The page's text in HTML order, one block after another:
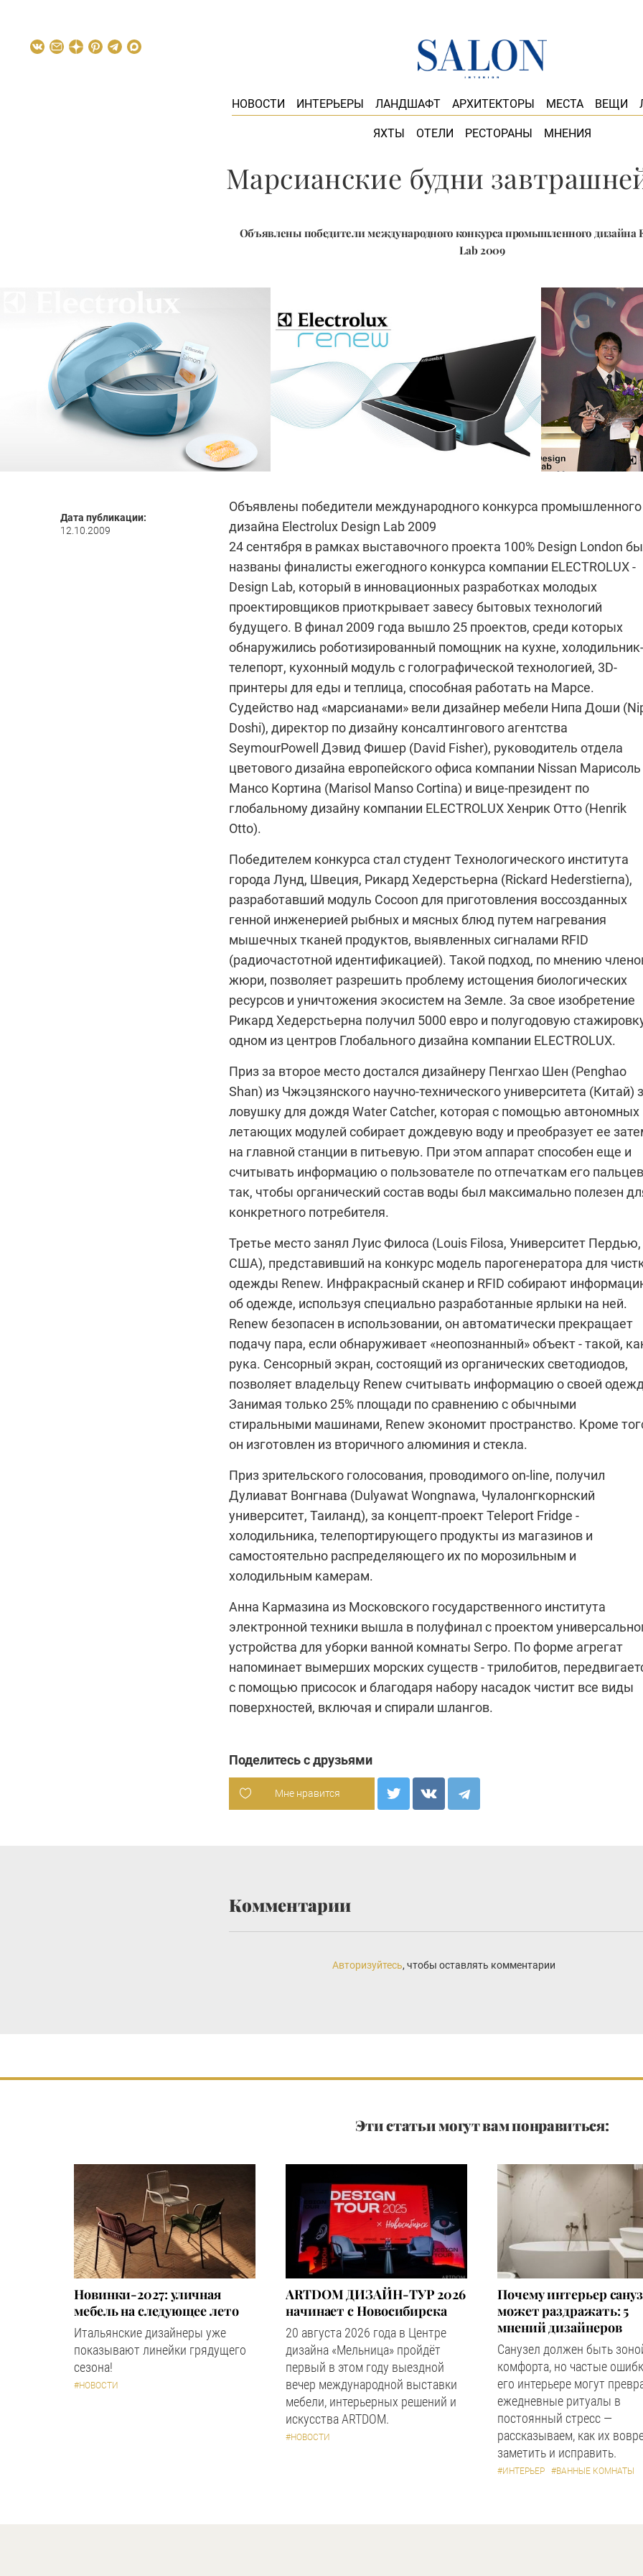
НОВОСТИ ИНТЕРЬЕРЫ ЛАНДШАФТ АРХИТЕКТОРЫ МЕСТА ВЕЩИ
ЯХТЫ ОТЕЛИ РЕСТОРАНЫ МНЕНИЯ
Марсианские будни
Объявлены победители международного конкурса промышленного дизайна
Lab 2009
Дата публикации:
12.10.2009
Объявлены победители международного конкурса промышленного
дизайна Electrolux Design Lab 2009
24 сентября в рамках выставочного проекта 100% Design London
названы финалисты ежегодного конкурса компании ELECTROLUX-
Design Lab, который в инновационных разработках молодых
проектировщиков приоткрывает завесу бытовых технологий
будущего. В финал 2009 года вышло 25 проектов, среди которых
обнаружились роботизированный помощник на кухне, холодильник-
телепорт, кухонный модуль с голографической технологией, 3D-
принтеры для еды и теплица, способная работать на Марсе.
Судейство над «марсианами» вели дизайнер мебели Нипа Доши
Doshi), директор по дизайну консалтингового агентства
SeymourPowell Дэвид Фишер (David Fisher), руководитель отдела
цветового дизайна европейского офиса компании Nissan Марисоль
Мансо Кортина (Marisol Manso Cortina) и вице-президент по
глобальному дизайну компании ELECTROLUXХенрик Отто (Henrik
Otto).
Победителем конкурса стал студент Технологического института
города Лунд, Швеция, Рикард Хедерстьерна (Rickard Hederstierna),
разработавший модуль Cocoon для приготовления воссозданных
генной инженерией рыбных и мясных блюд путем нагревания
мышечных тканей продуктов, выявленных сигналами RFID
(радиочастотной идентификацией). Такой подход, по мнению
жюри, позволяет разрешить проблему истощения биологических
ресурсов и уничтожения экосистем на Земле. За свое изобретение
Рикард Хедерстьерна получил 5000 евро и полугодовую
одном из центров Глобального дизайна компании ELECTROLUX.
Приз за второе место достался дизайнеру Пенгхао Шен (Penghao
Shan) из Чжэцзянского научно-технического университета (Китай)
ловушку для дождя Water Catcher, которая с помощью автономных
летающих модулей собирает дождевую воду и преобразует ее
на главной станции в питьевую. При этом аппарат способен еще и
считывать информацию о пользователе по отпечаткам его
так, чтобы органический состав воды был максимально полезен
конкретного потребителя.
Третье место занял Луис Филоса (Louis Filosa, Университет Пердью,
США), представивший на конкурс модель парогенератора для
одежды Renew. Инфракрасный сканер и RFID собирают
об одежде, используя специально разработанные ярлыки на ней.
Renew безопасен в использовании, он автоматически прекращает
подачу пара, если обнаруживает «неопознанный» объект - такой,
рука. Сенсорный экран, состоящий из органических светодиодов,
позволяет владельцу Renew считывать информацию о своей
Занимая только 25% площади по сравнению с обычными
стиральными машинами, Renew экономит пространство. Кроме
он изготовлен из вторичного алюминия и стекла.
Приз зрительского голосования, проводимого on-line, получил
Дулиават Вонгнава (Dulyawat Wongnawa, Чулалонгкорнский
университет, Таиланд), за концепт-проект Teleport Fridge -
холодильника, телепортирующего продукты из магазинов и
самостоятельно распределяющего их по морозильным и
холодильным камерам.
Анна Кармазина из Московского государственного института
электронной техники вышла в полуфинал с проектом
устройства для уборки ванной комнаты Serpo. По форме агрегат
напоминает вымерших морских существ - трилобитов,
с помощью присосок и благодаря набору насадок чистит все виды
поверхностей, включая и спирали шлангов.
Поделитесь с друзьями
Мне нравится
Комментарии
Авторизуйтесь, чтобы оставлять комментарии
Эти статьи могут вам понравиться:
Новинки-2027: уличная
мебель на следующее лето
Итальянские дизайнеры уже
показывают линейки грядущего
сезона!
#НОВОСТИ
ARTDOM ДИЗАЙН-ТУР 2026
начинает с Новосибирска
20 августа 2026 года в Центре
дизайна «Мельница» пройдёт
первый в этом году выездной
вечер международной выставки
мебели, интерьерных решений и
искусства ARTDOM.
#НОВОСТИ
Почему интерьер
может раздражать: 5
мнений дизайнеров
Санузел должен быть
комфорта, но частые
его интерьере могут
ежедневные ритуалы в
постоянный стресс —
рассказываем, как их
заметить и исправить.
#ИНТЕРЬЕР #ВАННЫЕ КОМНАТЫ